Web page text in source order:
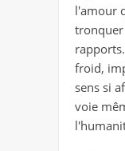
l'amour
tronquer
froid,
sens si
voie